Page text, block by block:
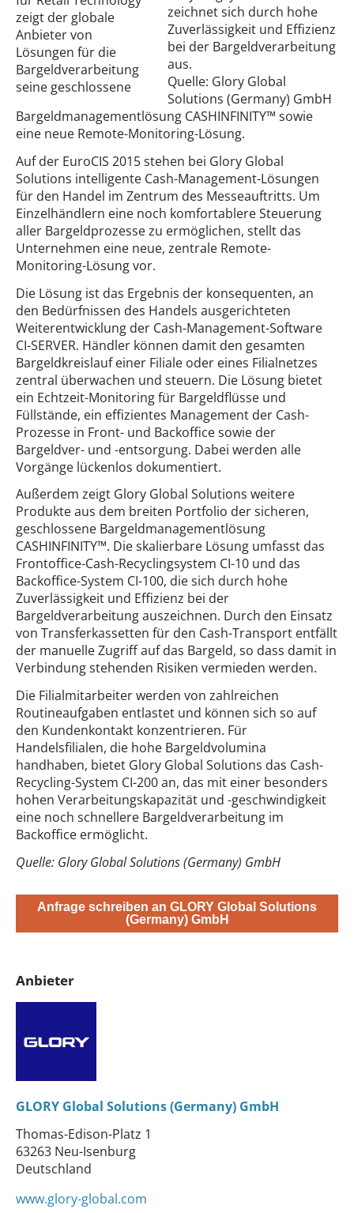
zeichnet sich durch hohe
Zuverlässigkeit und Effizienz
bei der Bargeldverarbeitung
aus.
Quelle: Glory Global
Solutions (Germany) GmbH
zeigt der globale
Anbieter von
Lösungen für die
Bargeldverarbeitung
seine geschlossene
Bargeldmanagementlösung CASHINFINITY™ sowie
eine neue Remote-Monitoring-Lösung.
Auf der EuroCIS 2015 stehen bei Glory Global
Solutions intelligente Cash-Management-Lösungen
für den Handel im Zentrum des Messeauftritts. Um
Einzelhändlern eine noch komfortablere Steuerung
aller Bargeldprozesse zu ermöglichen, stellt das
Unternehmen eine neue, zentrale Remote-
Monitoring-Lösung vor.
Die Lösung ist das Ergebnis der konsequenten, an
den Bedürfnissen des Handels ausgerichteten
Weiterentwicklung der Cash-Management-Software
CI-SERVER. Händler können damit den gesamten
Bargeldkreislauf einer Filiale oder eines Filialnetzes
zentral überwachen und steuern. Die Lösung bietet
ein Echtzeit-Monitoring für Bargeldflüsse und
Füllstände, ein effizientes Management der Cash-
Prozesse in Front- und Backoffice sowie der
Bargeldver- und -entsorgung. Dabei werden alle
Vorgänge lückenlos dokumentiert.
Außerdem zeigt Glory Global Solutions weitere
Produkte aus dem breiten Portfolio der sicheren,
geschlossene Bargeldmanagementlösung
CASHINFINITY™. Die skalierbare Lösung umfasst das
Frontoffice-Cash-Recyclingsystem CI-10 und das
Backoffice-System CI-100, die sich durch hohe
Zuverlässigkeit und Effizienz bei der
Bargeldverarbeitung auszeichnen. Durch den Einsatz
von Transferkassetten für den Cash-Transport entfällt
der manuelle Zugriff auf das Bargeld, so dass damit in
Verbindung stehenden Risiken vermieden werden.
Die Filialmitarbeiter werden von zahlreichen
Routineaufgaben entlastet und können sich so auf
den Kundenkontakt konzentrieren. Für
Handelsfilialen, die hohe Bargeldvolumina
handhaben, bietet Glory Global Solutions das Cash-
Recycling-System CI-200 an, das mit einer besonders
hohen Verarbeitungskapazität und -geschwindigkeit
eine noch schnellere Bargeldverarbeitung im
Backoffice ermöglicht.
Quelle: Glory Global Solutions (Germany) GmbH
Anfrage schreiben an GLORY Global Solutions
(Germany) GmbH
Anbieter
GLORY Global Solutions (Germany) GmbH
Thomas-Edison-Platz 1
63263 Neu-Isenburg
Deutschland
www.glory-global.com